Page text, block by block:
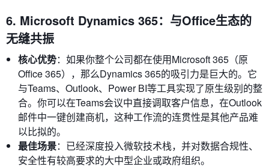
6. Microsoft Dynamics 365：与Office生态的
无缝共振
核心优势：如果你整个公司都在使用Microsoft 365（原
Office 365），那么Dynamics 365的吸引力是巨大的。它
与Teams、Outlook、Power BI等工具实现了原生级别的整
合。你可以在Teams会议中直接调取客户信息，在Outlook
邮件中一键创建商机，这种工作流的连贯性是其他产品难
以比拟的。
最佳场景：已经深度投入微软技术栈，并对数据合规性、
安全性有较高要求的大中型企业或政府组织。